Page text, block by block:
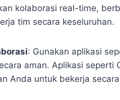
kolaborasi real-time,
tim secara keseluruhan.
: Gunakan aplikasi
aman. Aplikasi seperti
Anda untuk bekerja